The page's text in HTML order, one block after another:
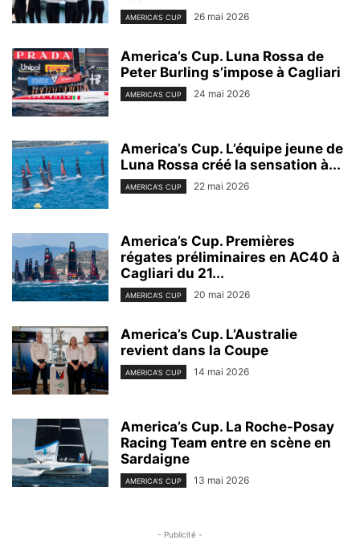
AMERICA'S CUP 26 mai 2026
America’s Cup. Luna Rossa de
Peter Burling s’impose à Cagliari
AMERICA'S CUP 24 mai 2026
America’s Cup. L’équipe jeune de
Luna Rossa créé la sensation à...
AMERICA'S CUP 22 mai 2026
America’s Cup. Premières
régates préliminaires en AC40 à
Cagliari du 21...
AMERICA'S CUP 20 mai 2026
America’s Cup. L’Australie
revient dans la Coupe
AMERICA'S CUP 14 mai 2026
America’s Cup. La Roche-Posay
Racing Team entre en scène en
Sardaigne
AMERICA'S CUP 13 mai 2026
- Publicité -